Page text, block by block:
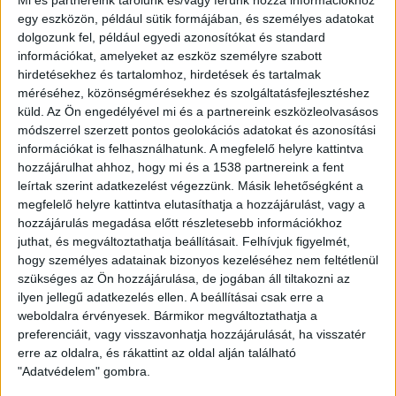
egy eszközön, például sütik formájában, és személyes adatokat
dolgozunk fel, például egyedi azonosítókat és standard
információkat, amelyeket az eszköz személyre szabott
hirdetésekhez és tartalomhoz, hirdetések és tartalmak
méréséhez, közönségmérésekhez és szolgáltatásfejlesztéshez
küld. Az Ön engedélyével mi és a partnereink eszközleolvasásos
módszerrel szerzett pontos geolokációs adatokat és azonosítási
információkat is felhasználhatunk. A megfelelő helyre kattintva
hozzájárulhat ahhoz, hogy mi és a 1538 partnereink a fent
leírtak szerint adatkezelést végezzünk. Másik lehetőségként a
megfelelő helyre kattintva elutasíthatja a hozzájárulást, vagy a
hozzájárulás megadása előtt részletesebb információkhoz
juthat, és megváltoztathatja beállításait. Felhívjuk figyelmét,
hogy személyes adatainak bizonyos kezeléséhez nem feltétlenül
szükséges az Ön hozzájárulása, de jogában áll tiltakozni az
ilyen jellegű adatkezelés ellen. A beállításai csak erre a
weboldalra érvényesek. Bármikor megváltoztathatja a
preferenciáit, vagy visszavonhatja hozzájárulását, ha visszatér
erre az oldalra, és rákattint az oldal alján található
"Adatvédelem" gombra.
ezer dízelautó 41 százalékot képviselt a kínálatban. Az
alternatív hajtású járművek részesedése továbbra is
alacsonyabb, az elektromosok a kínálat 5,4 százalékát, a
hibridek pedig 4,8 százalékát teszik ki. A
Használtautó.hu kínálatában az előző év azonos
időszakához viszonyítva az elektromos meghajtású
autók száma 23,3 százalékkal, a hibrideké 15,5
százalékkal nőtt, ugyanakkor a benzinmeghajtásúaké 1,9
százalékkal, a dízelmeghajtású autók száma pedig 5,1
százalékkal csökkent.
A meghirdetett benzines autók átlagosan 152 ezer
kilométert, míg a dízelek mintegy 218 ezer kilométert
futottak. A benzines autók átlagéletkora 13,3 év, a
dízeleké 12,1 év volt. Éves összevetésben a dízelek
futásteljesítménye 0,9 százalékkal, míg a benzineseké
2,6 százalékkal csökkent. A dízeles személygépjárművek
átlagéletkora nem változott, a benzineseké 3,6